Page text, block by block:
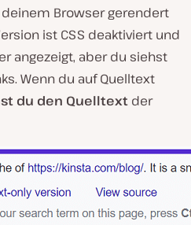
Browser gerendert
ist CSS deaktiviert und
angezeigt, aber du siehst
Wenn du auf Quelltext
du den Quelltext der